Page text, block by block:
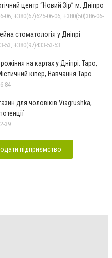
центр “Новий Зір” м. Дніпро
стоматологія у Дніпрі
53, +380(97)433-53-53
на картах у Дніпрі: Таро,
кіпер, Навчання Таро
84
для чоловіків Viagrushka,
39
підприємство